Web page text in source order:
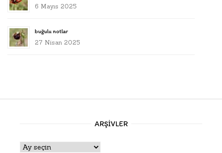
6 Mayıs 2025
buğulu notlar
27 Nisan 2025
ARŞIVLER
Arşivler